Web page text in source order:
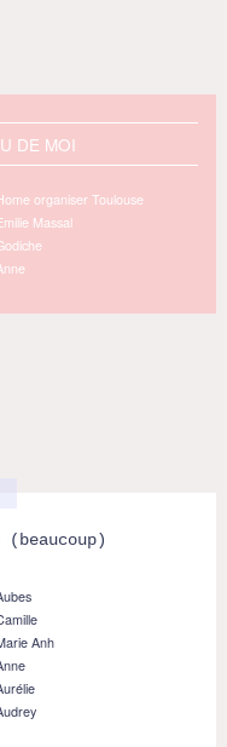
DE MOI
organiser Toulouse
Massal
Anh